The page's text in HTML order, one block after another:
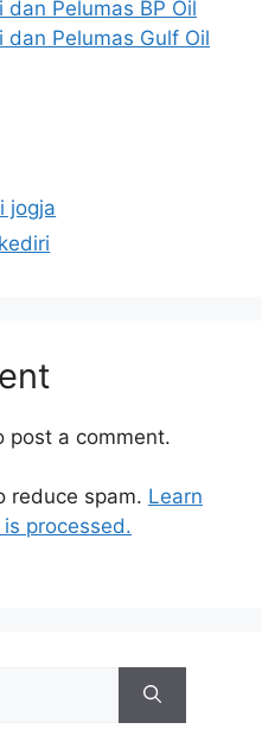
dan Pelumas BP Oil
dan Pelumas Gulf Oil
jogja
post a comment.
reduce spam. Learn
processed.